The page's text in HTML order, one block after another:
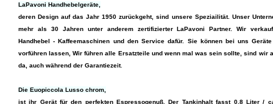
LaPavoni Handhebelgeräte,
deren Design auf das Jahr 1950 zurückgeht, sind unsere Speziailität. Unser
mehr als 30 Jahren unter anderem zertifizierter LaPavoni Partner. Wir
Handhebel - Kaffeemaschinen und den Service dafür. Sie können bei uns
vorführen lassen, Wir führen alle Ersatzteile und wenn mal was sein sollte, sind wir
da, auch während der Garantiezeit.
Die Euopiccola Lusso chrom,
ist ihr Gerät für den perfekten Espressogenuß. Der Tankinhalt fasst 0,8 Liter /